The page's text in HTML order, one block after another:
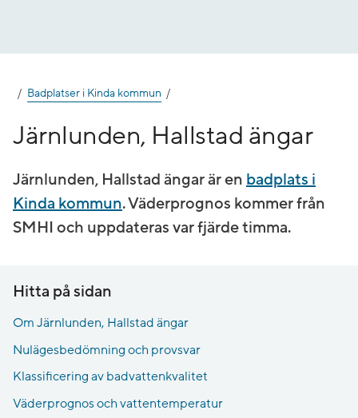
Badplatser i Kinda kommun
Järnlunden, Hallstad ängar
Järnlunden, Hallstad ängar är en badplats i
Kinda kommun. Väderprognos kommer från
SMHI och uppdateras var fjärde timma.
Hitta på sidan
Om Järnlunden, Hallstad ängar
Nulägesbedömning och provsvar
Klassificering av badvattenkvalitet
Väderprognos och vattentemperatur